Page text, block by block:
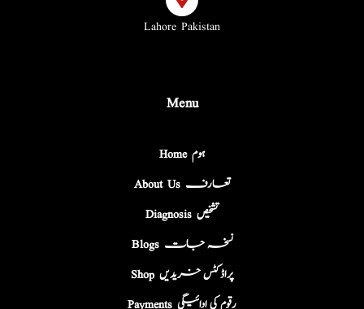
Lahore Pakistan
Menu
Home ہوم
About Us تعارف
Diagnosis تشخیص
Blogs نسخہ جات
Shop پراڈکٹس خریدیں
Payments رقوم کی ادائیگی